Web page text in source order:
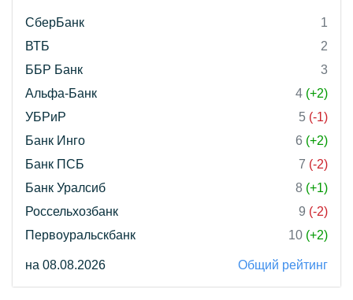
СберБанк
1
ВТБ
2
ББР Банк
3
Альфа-Банк
4 (+2)
УБРиР
5 (-1)
Банк Инго
6 (+2)
Банк ПСБ
7 (-2)
Банк Уралсиб
8 (+1)
Россельхозбанк
9 (-2)
Первоуральскбанк
10 (+2)
на 08.08.2026 Общий рейтинг